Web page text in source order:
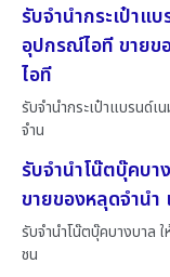
รับจำนำกระเป๋าแ
อุปกรณ์ไอที ขายข
ไอที
รับจำนำกระเป๋าแบรนด์เ
จำน
รับจำนำโน๊ตบุ๊คบ
ขายของหลุดจำน
รับจำนำโน๊ตบุ๊คบางบาล
ชน